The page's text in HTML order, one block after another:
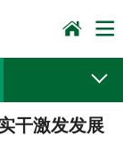
干激发发展